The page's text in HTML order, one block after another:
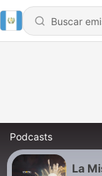
Podcasts
La